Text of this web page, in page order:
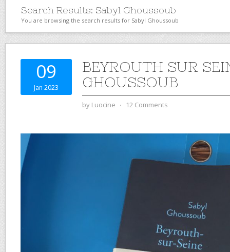
Search Results: Sabyl Ghoussoub
You are browsing the search results for Sabyl Ghoussoub
09
Jan 2023
BEYROUTH SUR
GHOUSSOUB
by Luocine ⋅ 12 Comments